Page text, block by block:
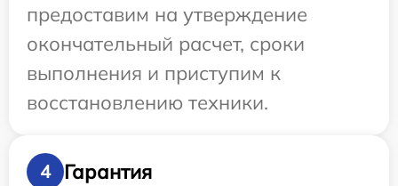
предоставим на утверждение
окончательный расчет, сроки
выполнения и приступим к
восстановлению техники.
4
Гарантия